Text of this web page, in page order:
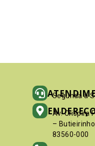
Segunda à
Av. Crispim
–
83560-000